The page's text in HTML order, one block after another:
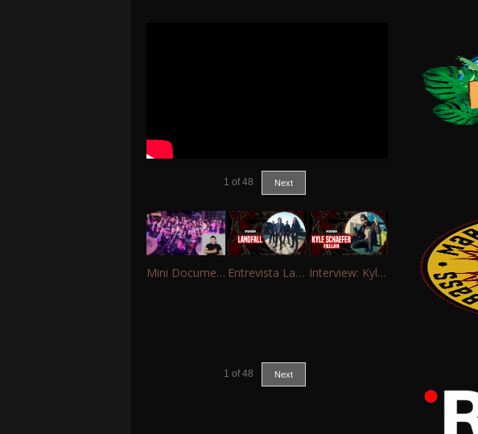
1 of 48 Next
Mini Documentário – 10 Anos de Portinho Rock Entrevista Landfall Interview: Kyle Schaefer (Fallujah)
1 of 48 Next